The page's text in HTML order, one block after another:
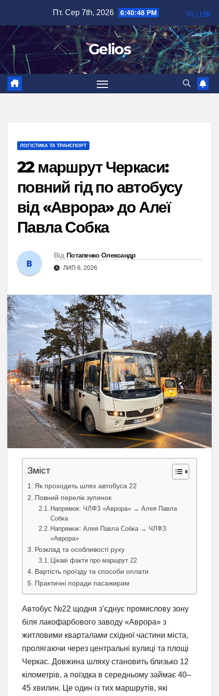
вмісту
Пт. Сер 7th, 2026 6:40:49 PM
Gelios
ЛОГІСТИКА ТА ТРАНСПОРТ
22 маршрут Черкаси:
повний гід по автобусу
від «Аврора» до Алеї
Павла Собка
Від Потапенко Олександр
ЛИП 6, 2026
Зміст
Як проходить шлях автобуса 22
Повний перелік зупинок
Напрямок: ЧЛФЗ «Аврора» → Алея Павла
Собка
Напрямок: Алея Павла Собка → ЧЛФЗ
«Аврора»
Розклад та особливості руху
Цікаві факти про маршрут 22
Вартість проїзду та способи оплати
Практичні поради пасажирам
Автобус №22 щодня з’єднує промислову зону
біля лакофарбового заводу «Аврора» з
житловими кварталами східної частини міста,
пролягаючи через центральні вулиці та площі
Черкас. Довжина шляху становить близько 12
кілометрів, а поїздка в середньому займає 40–
45 хвилин. Це один із тих маршрутів, які
RU UK